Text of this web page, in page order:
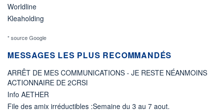
Worldline
Kleaholding
* source Google
MESSAGES LES PLUS RECOMMANDÉS
ARRÊT DE MES COMMUNICATIONS - JE RESTE NÉANMOINS
ACTIONNAIRE DE 2CRSI
Info AETHER
File des amix irréductibles :Semaine du 3 au 7 aout.